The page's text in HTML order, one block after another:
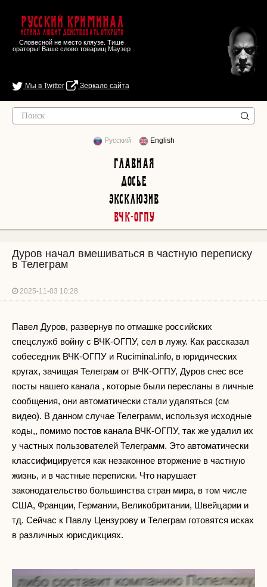
Русский Криминал
Истина любит действовать открыто
Словесной не место кляузе. Тише
ораторы! Ваше слово товарищ Маузер
Мы в Twitter Зеркало сайта
Русский English
Главная
Досье
Эксклюзив
ВЧК-ОГПУ
Дуров начал вмешиваться в частную переписку
в Телеграм
2025-11-03 10:28
Павел Дуров, развернув по отмашке российских
спецслужб войну с ВЧК-ОГПУ, сел в лужу. Как рассказал
собеседник ВЧК-ОГПУ и Ruciminal.info, в юридических
кругах, зачищая Телеграм от ВЧК-ОГПУ, Дуров снес все
посты нашего канала , которые были пересланы в личные
сообщения, они автоматически стали удаляться (см
видео). В данном случае Телеграмм, используя исходные
коды,, помимо постов канала ВЧК-ОГПУ, так же удалил их
у частных пользователей Телеграмм. Это автоматически
классифицируется как незаконное вторжение в частную
жизнь, и в частные переписки. Что нарушает
законодательство большинства стран мира, в том числе
США, Франции, Германии, Великобритании, Швейцарии и
тд. Сейчас к Павлу Цензурову и Телеграм готовятся исках
в различных юрисдикциях.